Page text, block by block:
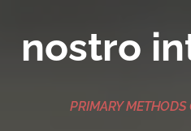
nostro
PRIMARY